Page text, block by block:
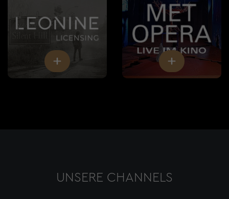
UNSERE CHANNELS